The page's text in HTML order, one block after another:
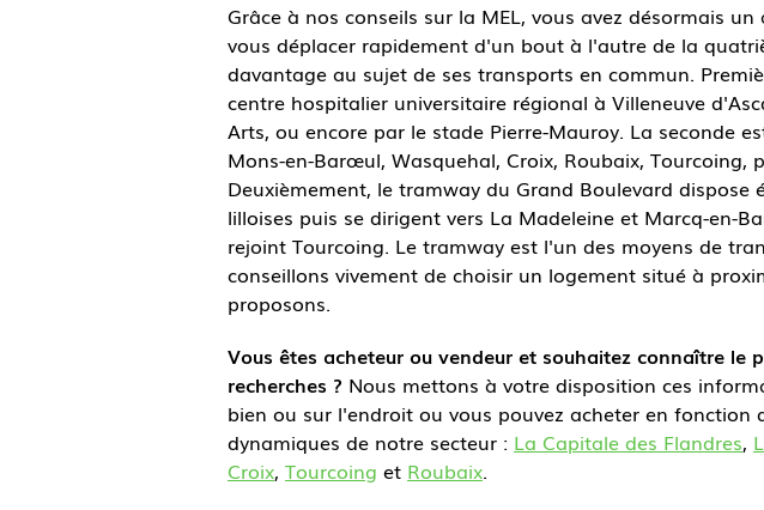
Grâce à nos conseils sur la MEL, vous avez désormais
vous déplacer rapidement d'un bout à l'autre de la
davantage au sujet de ses transports en commun.
centre hospitalier universitaire régional à Villeneuve
Arts, ou encore par le stade Pierre-Mauroy. La seconde
Mons-en-Barœul, Wasquehal, Croix, Roubaix,
Deuxièmement, le tramway du Grand Boulevard
lilloises puis se dirigent vers La Madeleine et Marcq-en-
rejoint Tourcoing. Le tramway est l'un des moyens de
conseillons vivement de choisir un logement situé à
proposons.
Vous êtes acheteur ou vendeur et souhaitez connaître
recherches ? Nous mettons à votre disposition ces
bien ou sur l'endroit ou vous pouvez acheter en fonction
dynamiques de notre secteur : La Capitale des Flandres,
Croix, Tourcoing et Roubaix.